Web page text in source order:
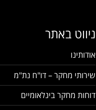
ניווט באתר
אודותינו
שירותי מחקר – דו"ח נת"מ
דוחות מחקר בינלאומיים